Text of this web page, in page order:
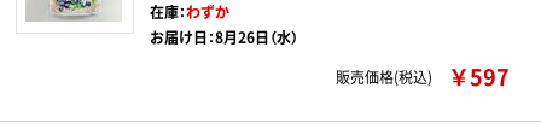
在庫：わずか
お届け日：8月26日（水）
販売価格(税込)
￥597